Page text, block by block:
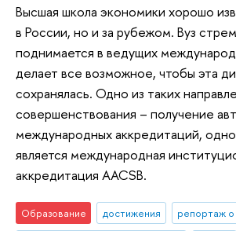
Высшая школа экономики хорошо
в России, но и за рубежом. Вуз
поднимается в ведущих
делает все возможное, чтобы эта
сохранялась. Одно из таких
совершенствования – получение
международных аккредитаций,
является международная
аккредитация AACSB.
Образование достижения
репортаж